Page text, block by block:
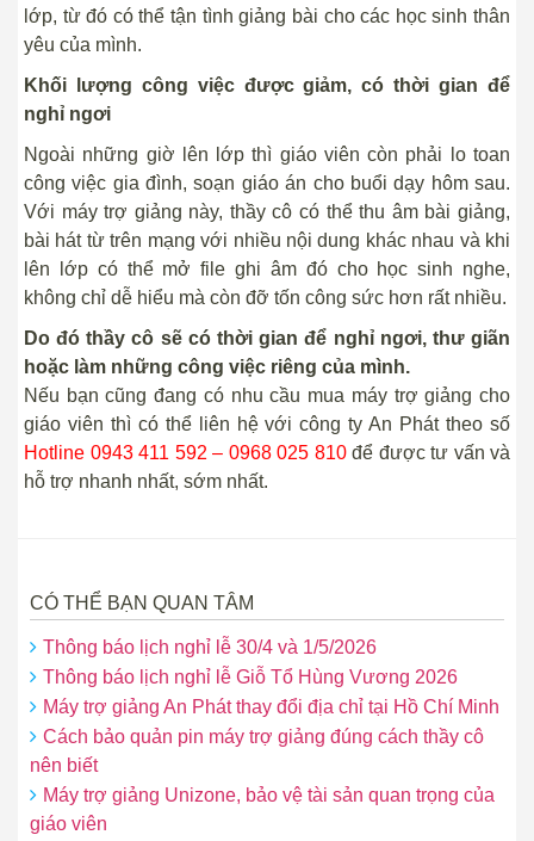
lớp, từ đó có thể tận tình giảng bài cho các học sinh thân
yêu của mình.
Khối lượng công việc được giảm, có thời gian để
nghỉ ngơi
Ngoài những giờ lên lớp thì giáo viên còn phải lo toan
công việc gia đình, soạn giáo án cho buổi dạy hôm sau.
Với máy trợ giảng này, thầy cô có thể thu âm bài giảng,
bài hát từ trên mạng với nhiều nội dung khác nhau và khi
lên lớp có thể mở file ghi âm đó cho học sinh nghe,
không chỉ dễ hiểu mà còn đỡ tốn công sức hơn rất nhiều.
Do đó thầy cô sẽ có thời gian để nghỉ ngơi, thư giãn
hoặc làm những công việc riêng của mình.
Nếu bạn cũng đang có nhu cầu mua máy trợ giảng cho
giáo viên thì có thể liên hệ với công ty An Phát theo số
Hotline 0943 411 592 – 0968 025 810để được tư vấn và
hỗ trợ nhanh nhất, sớm nhất.
CÓ THỂ BẠN QUAN TÂM
Thông báo lịch nghỉ lễ 30/4 và 1/5/2026
Thông báo lịch nghỉ lễ Giỗ Tổ Hùng Vương 2026
Máy trợ giảng An Phát thay đổi địa chỉ tại Hồ Chí Minh
Cách bảo quản pin máy trợ giảng đúng cách thầy cô
nên biết
Máy trợ giảng Unizone, bảo vệ tài sản quan trọng của
giáo viên